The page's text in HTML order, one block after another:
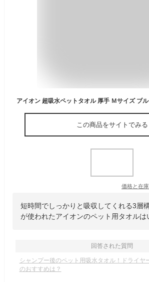
アイオン 超吸水ペットタオル 厚手 Ｍサイズ ブ
この商品をサイトでみる
価格と在
短時間でしっかりと吸収してくれる3層
が使われたアイオンのペット用タオルは
回答された質問
シャンプー後のペット用吸水タオル！ドライヤ
のおすすめは？